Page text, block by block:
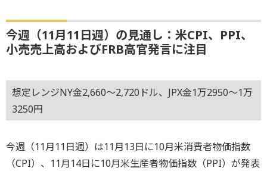
今週（11月11日週）の見通し：米CPI、PPI、
小売売上高およびFRB高官発言に注目
想定レンジNY金2,660～2,720ドル、JPX金1万2950～1万
3250円
今週（11月11日週）は11月13日に10月米消費者物価指数
（CPI）、11月14日に10月米生産者物価指数（PPI）が発表